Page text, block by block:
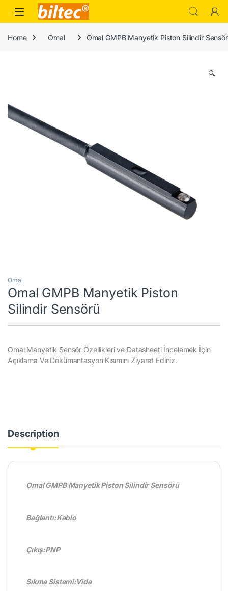
Skip to navigation
Skip to content
Home Omal Omal GMPB Manyetik Piston Silindir
🔍
Omal
Omal GMPB Manyetik Piston
Silindir Sensörü
Omal Manyetik Sensör Özellikleri ve Datasheeti İncelemek İçin
Açıklama Ve Dökümantasyon Kısımını Ziyaret Ediniz.
Description
Omal GMPB Manyetik Piston Silindir Sensörü
Bağlantı:Kablo
Çıkış:PNP
Sıkma Sistemi:Vida